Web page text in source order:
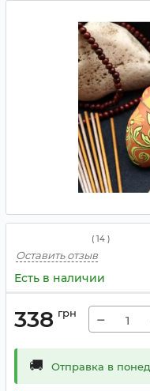
( 14 )
Оставить отзыв
Есть в наличии
338 грн −
🚚 Отправка в